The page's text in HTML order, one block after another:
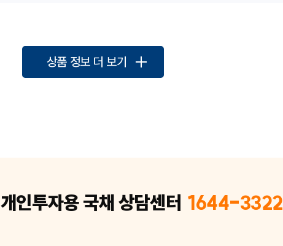
상품 정보 더 보기
개인투자용 국채 상담센터 1644-3322